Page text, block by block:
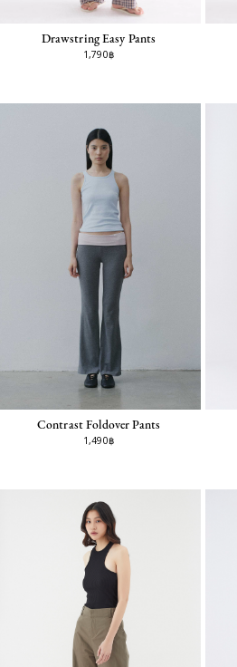
Drawstring Easy Pants
1,790฿
Contrast Foldover Pants
1,490฿